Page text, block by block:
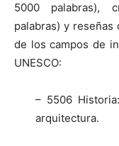
5000 palabras),
palabras) y
de los campos de
UNESCO:
– 5506
arquitectura.